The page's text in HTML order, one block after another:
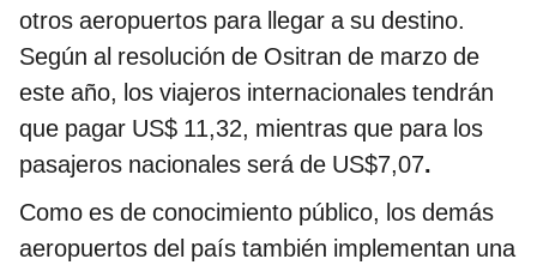
otros aeropuertos para llegar a su destino.
Según al resolución de Ositran de marzo de
este año, los viajeros internacionales tendrán
que pagar US$ 11,32, mientras que para los
pasajeros nacionales será de US$7,07.
Como es de conocimiento público, los demás
aeropuertos del país también implementan una